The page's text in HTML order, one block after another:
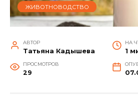
ЖИВОТНОВОДСТВО
АВТОР
Татьяна Кадышева
НА
1
ПРОСМОТРОВ
29